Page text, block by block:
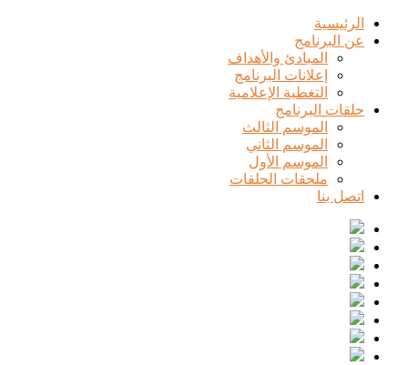
الرئيسية
عن البرنامج
المبادئ والأهداف
إعلانات البرنامج
التغطية الإعلامية
حلقات البرنامج
الموسم الثالث
الموسم الثاني
الموسم الأول
ملحقات الحلقات
اتصل بنا